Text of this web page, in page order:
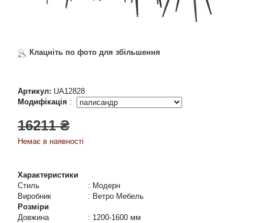
Клацніть по фото для збільшення
Артикул: UA12828
Модифікація :
16211 ₴
Немає в наявності
Характеристики
Стиль
: Модерн
Виробник
: Ветро Мебель
Розміри
Довжина
: 1200-1600 мм